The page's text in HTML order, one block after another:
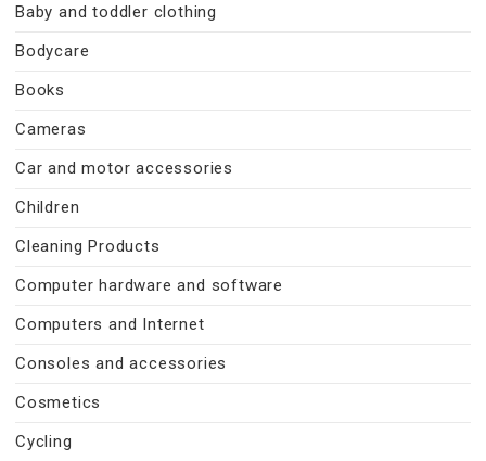
Baby and toddler clothing
Bodycare
Books
Cameras
Car and motor accessories
Children
Cleaning Products
Computer hardware and software
Computers and Internet
Consoles and accessories
Cosmetics
Cycling